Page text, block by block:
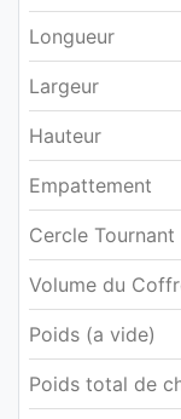
Longueur
Largeur
Hauteur
Empattement
Cercle Tournant
Volume du
Poids (a vide)
Poids total de